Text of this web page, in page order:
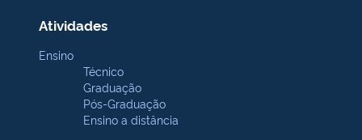
Atividades
Ensino
Técnico
Graduação
Pós-Graduação
Ensino a distância